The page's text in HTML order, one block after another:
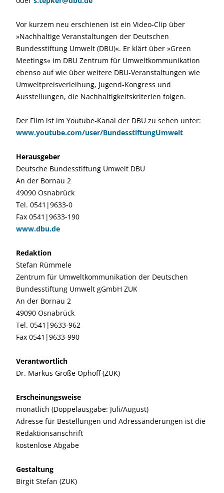
Vor kurzem neu erschienen ist ein Video-Clip über
»Nachhaltige Veranstaltungen der Deutschen
Bundesstiftung Umwelt (DBU)«. Er klärt über »Green
Meetings« im DBU Zentrum für Umweltkommunikation
ebenso auf wie über weitere DBU-Veranstaltungen wie
Umweltpreisverleihung, Jugend-Kongress und
Ausstellungen, die Nachhaltigkeitskriterien folgen.
Der Film ist im Youtube-Kanal der DBU zu sehen unter:
www.youtube.com/user/BundesstiftungUmwelt
Herausgeber
Deutsche Bundesstiftung Umwelt DBU
An der Bornau 2
49090 Osnabrück
Tel. 0541|9633-0
Fax 0541|9633-190
www.dbu.de
Redaktion
Stefan Rümmele
Zentrum für Umweltkommunikation der Deutschen
Bundesstiftung Umwelt gGmbH ZUK
An der Bornau 2
49090 Osnabrück
Tel. 0541|9633-962
Fax 0541|9633-990
Verantwortlich
Dr. Markus Große Ophoff (ZUK)
Erscheinungsweise
monatlich (Doppelausgabe: Juli/August)
Adresse für Bestellungen und Adressänderungen ist die
Redaktionsanschrift
kostenlose Abgabe
Gestaltung
Birgit Stefan (ZUK)